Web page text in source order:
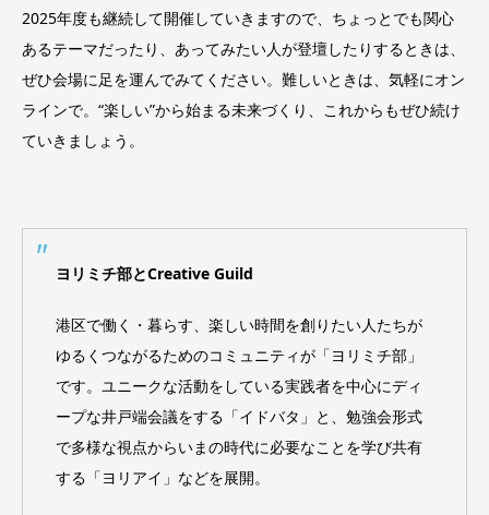
2025年度も継続して開催していきますので、ちょっとでも関心
あるテーマだったり、あってみたい人が登壇したりするときは、
ぜひ会場に足を運んでみてください。難しいときは、気軽にオン
ラインで。“楽しい”から始まる未来づくり、これからもぜひ続け
ていきましょう。
ヨリミチ部とCreative Guild
港区で働く・暮らす、楽しい時間を創りたい人たちが
ゆるくつながるためのコミュニティが「ヨリミチ部」
です。ユニークな活動をしている実践者を中心にディ
ープな井戸端会議をする「イドバタ」と、勉強会形式
で多様な視点からいまの時代に必要なことを学び共有
する「ヨリアイ」などを展開。